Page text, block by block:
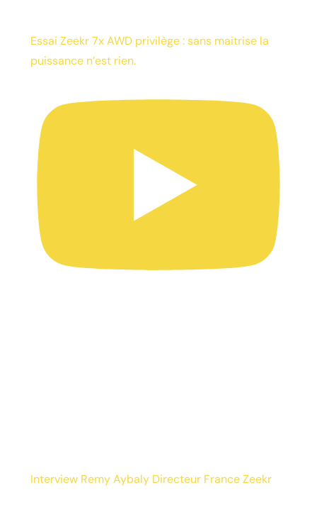
Essai Zeekr 7x AWD privilège : sans maitrise la
puissance n’est rien.
Interview Remy Aybaly Directeur France Zeekr